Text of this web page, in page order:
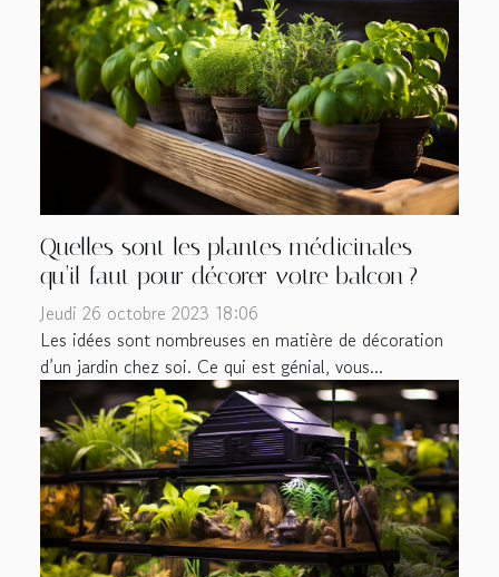
Quelles sont les plantes médicinales
qu’il faut pour décorer votre balcon ?
Jeudi 26 octobre 2023 18:06
Les idées sont nombreuses en matière de décoration
d’un jardin chez soi. Ce qui est génial, vous...